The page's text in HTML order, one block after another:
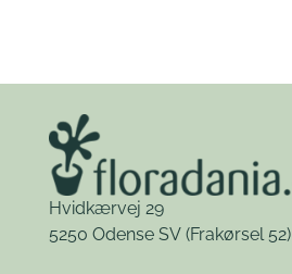
Hvidkærvej 29
5250 Odense SV (Frakørsel 52)